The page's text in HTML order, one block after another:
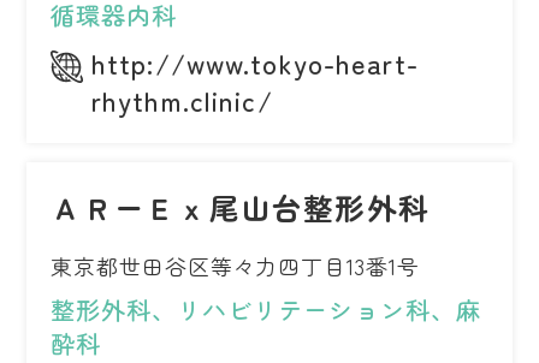
循環器内科
http://www.tokyo-heart-
rhythm.clinic/
ＡＲーＥｘ尾山台整形外科
東京都世田谷区等々力四丁目13番1号
整形外科、リハビリテーション科、麻
酔科